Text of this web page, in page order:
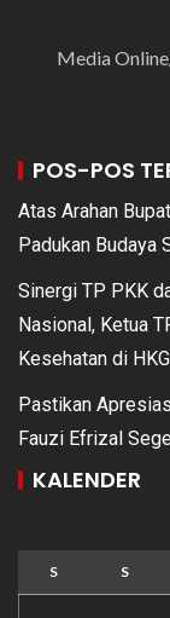
Media
POS-POS
Atas Arahan
Padukan Budaya
Sinergi TP PKK
Nasional, Ketua
Kesehatan di
Pastikan
Fauzi Efrizal
KALENDER
S S